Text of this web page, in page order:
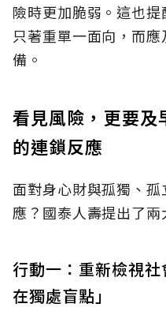
險時更加脆弱。這也
只著重單一面向，而
備。
看見風險，更要
的連鎖反應
面對身心財與孤獨、
應？國泰人壽提出了兩
行動一：重新檢視
在獨處盲點」